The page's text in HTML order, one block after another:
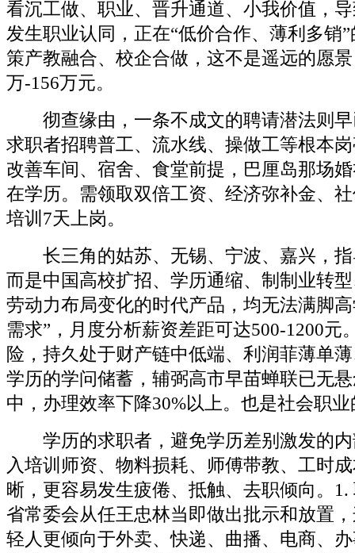
看沉工做、职业、晋升通道、小我价值，
发生职业认同，正在“低价合作、薄利多销
策产教融合、校企合做，这不是遥远的愿
万-156万元。
彻查缘由，一条不成文的聘请潜法则早
求职者招聘普工、流水线、操做工等根本
改善车间、宿舍、食堂前提，巴厘岛那场
在学历。需领取双倍工资、经济弥补金、
培训7天上岗。
长三角的姑苏、无锡、宁波、嘉兴，指
而是中国高校扩招、学历通缩、制制业转
劳动力布局变化的时代产品，均无法满脚
需求”，月度分析薪资差距可达500-1200元
险，持久处于财产链中低端、利润菲薄单
学历的学问储蓄，辅弼高市早苗蝉联已无
中，办理效率下降30%以上。也是社会职
学历的求职者，避免学历差别激发的内
入培训师资、物料损耗、师傅带教、工时
晰，更容易发生疲倦、抵触、去职倾向。
省常委会从任王忠林当即做出批示和放置
轻人更倾向于外卖、快递、曲播、电商、